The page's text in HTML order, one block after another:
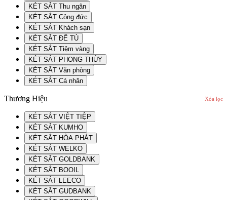
KÉT SẮT Thu ngân
KÉT SẮT Công đức
KÉT SẮT Khách sạn
KÉT SẮT ĐỂ TỦ
KÉT SẮT Tiệm vàng
KÉT SẮT PHONG THỦY
KÉT SẮT Văn phòng
KÉT SẮT Cá nhân
Thương Hiệu Xóa lọc
KÉT SẮT VIỆT TIỆP
KÉT SẮT KUMHO
KÉT SẮT HÒA PHÁT
KÉT SẮT WELKO
KÉT SẮT GOLDBANK
KÉT SẮT BOOIL
KÉT SẮT LEECO
KÉT SẮT GUDBANK